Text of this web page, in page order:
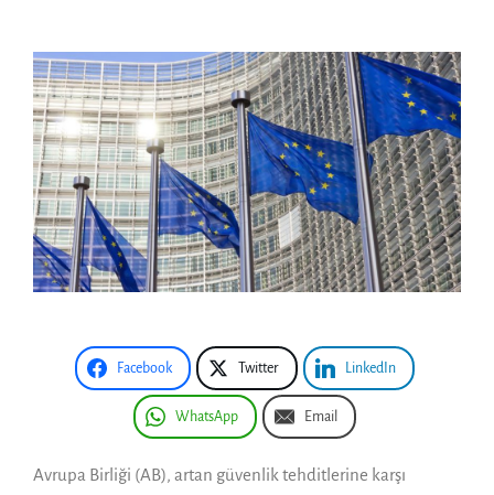
Facebook Twitter LinkedIn
WhatsApp Email
Avrupa Birliği (AB), artan güvenlik tehditlerine karşı